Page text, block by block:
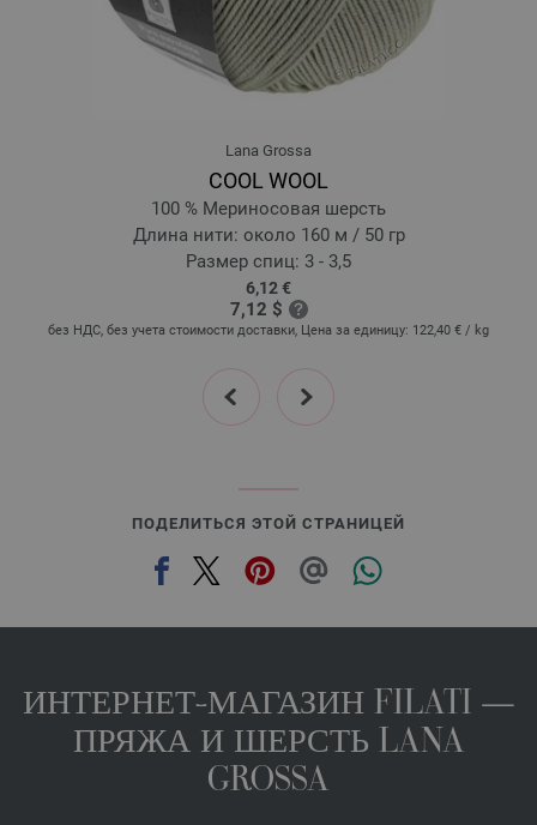
20-пурпурный | EAN: 4033493358699
21-розовый | EAN: 4033493358705
22-бежевый | EAN: 4033493358712
24-чёрный | EAN: 4033493358736
25-серо-коричневый | EAN: 4033493377706
26-бургунд | EAN: 4033493377768
27-красный | EAN: 4033493377775
28-мандариновый | EAN: 4033493377782
29-золотисто-жёлтый | EAN: 4033493377799
31-тёмно-зелёный | EAN: 4033493377812
32-бирюзовый | EAN: 4033493377829
35-шалфейный | EAN: 4033493396820
37-жёлтый | EAN: 4033493396844
Lana Grossa
COOL WOOL
100 % Мериносовая шерсть
Длина нити: около 160 м / 50 гр
Размер спиц: 3 - 3,5
6,12 €
7,12 $
без НДС, без учета стоимости доставки, Цена за единицу: 122,40 € / kg
prev next
ПОДЕЛИТЬСЯ ЭТОЙ СТРАНИЦЕЙ
ИНТЕРНЕТ-МАГАЗИН FILATI —
ПРЯЖА И ШЕРСТЬ LANA
GROSSA